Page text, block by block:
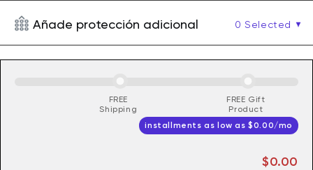
Añade protección adicional 0 Selected
FREE
Shipping
FREE Gift
Product
installments as low as$0.00/mo
$0.00